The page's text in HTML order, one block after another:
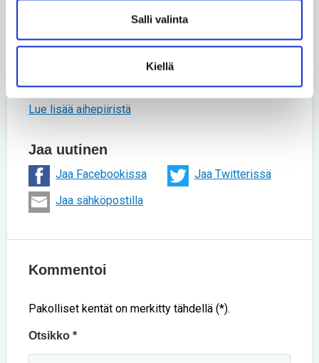
Salli valinta
Kiellä
käydä vaikkapa keikoilla ja matkustella.
Lue lisää aihepiiristä
Jaa uutinen
Jaa Facebookissa
Jaa Twitterissä
Jaa sähköpostilla
Kommentoi
Pakolliset kentät on merkitty tähdellä (*).
Otsikko *